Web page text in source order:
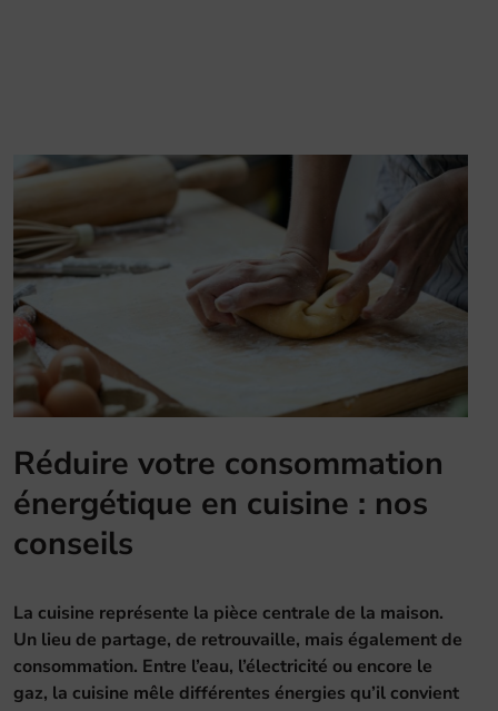
Réduire votre consommation
énergétique en cuisine : nos
conseils
La cuisine représente la pièce centrale de la maison.
Un lieu de partage, de retrouvaille, mais également de
consommation. Entre l’eau, l’électricité ou encore le
gaz, la cuisine mêle différentes énergies qu’il convient